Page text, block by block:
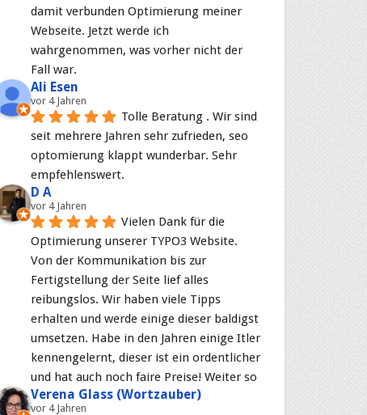
damit verbunden Optimierung meiner
Webseite. Jetzt werde ich
wahrgenommen, was vorher nicht der
Fall war.
Ali Esen
vor 4 Jahren
Tolle Beratung . Wir sind
seit mehrere Jahren sehr zufrieden, seo
optomierung klappt wunderbar. Sehr
empfehlenswert.
D A
vor 4 Jahren
Vielen Dank für die
Optimierung unserer TYPO3 Website.
Von der Kommunikation bis zur
Fertigstellung der Seite lief alles
reibungslos. Wir haben viele Tipps
erhalten und werde einige dieser baldigst
umsetzen. Habe in den Jahren einige Itler
kennengelernt, dieser ist ein ordentlicher
und hat auch noch faire Preise! Weiter so
Verena Glass (Wortzauber)
vor 4 Jahren